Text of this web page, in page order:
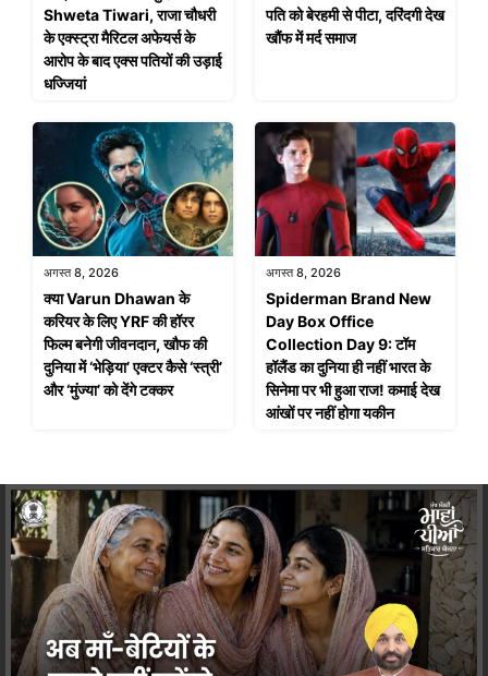
Shweta Tiwari, राजा चौधरी
के एक्स्ट्रा मैरिटल अफेयर्स के
आरोप के बाद एक्स पतियों की उड़ाई
धज्जियां
पति को बेरहमी से पीटा, दरिंदगी देख
खौंफ में मर्द समाज
अगस्त 8, 2026
क्या Varun Dhawan के
करियर के लिए YRF की हॉरर
फिल्म बनेगी जीवनदान, खौफ की
दुनिया में ‘भेड़िया’ एक्टर कैसे ‘स्त्री’
और ‘मुंज्या’ को देंगे टक्कर
अगस्त 8, 2026
Spiderman Brand New
Day Box Office
Collection Day 9: टॉम
हॉलैंड का दुनिया ही नहीं भारत के
सिनेमा पर भी हुआ राज! कमाई देख
आंखों पर नहीं होगा यकीन